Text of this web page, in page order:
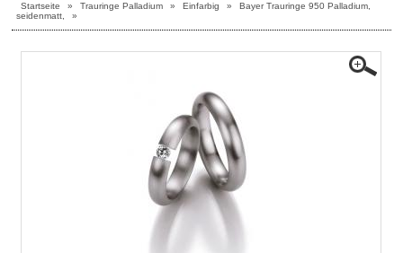
Startseite » Trauringe Palladium » Einfarbig »
Bayer Trauringe 950 Palladium,
seidenmatt,
»